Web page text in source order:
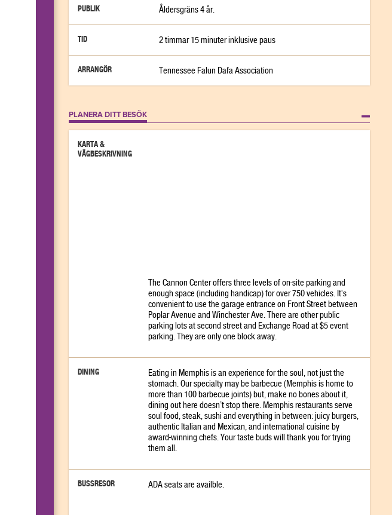
PUBLIK Åldersgräns 4 år.
TID 2 timmar 15 minuter inklusive paus
ARRANGÖR Tennessee Falun Dafa Association
PLANERA DITT BESÖK
KARTA &
VÄGBESKRIVNING
The Cannon Center offers three levels of on-site parking and
enough space (including handicap) for over 750 vehicles. It's
convenient to use the garage entrance on Front Street between
Poplar Avenue and Winchester Ave. There are other public
parking lots at second street and Exchange Road at $5 event
parking. They are only one block away.
DINING
Eating in Memphis is an experience for the soul, not just the
stomach. Our specialty may be barbecue (Memphis is home to
more than 100 barbecue joints) but, make no bones about it,
dining out here doesn’t stop there. Memphis restaurants serve
soul food, steak, sushi and everything in between: juicy burgers,
authentic Italian and Mexican, and international cuisine by
award-winning chefs. Your taste buds will thank you for trying
them all.
BUSSRESOR ADA seats are availble.